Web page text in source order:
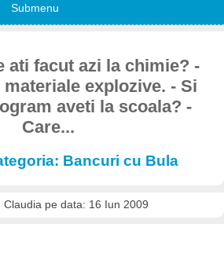
Submenu
ati facut azi la chimie? -
explozive. - Si
aveti la scoala? -
Care...
Bancuri cu Bula
Claudia pe data: 16 Iun 2009